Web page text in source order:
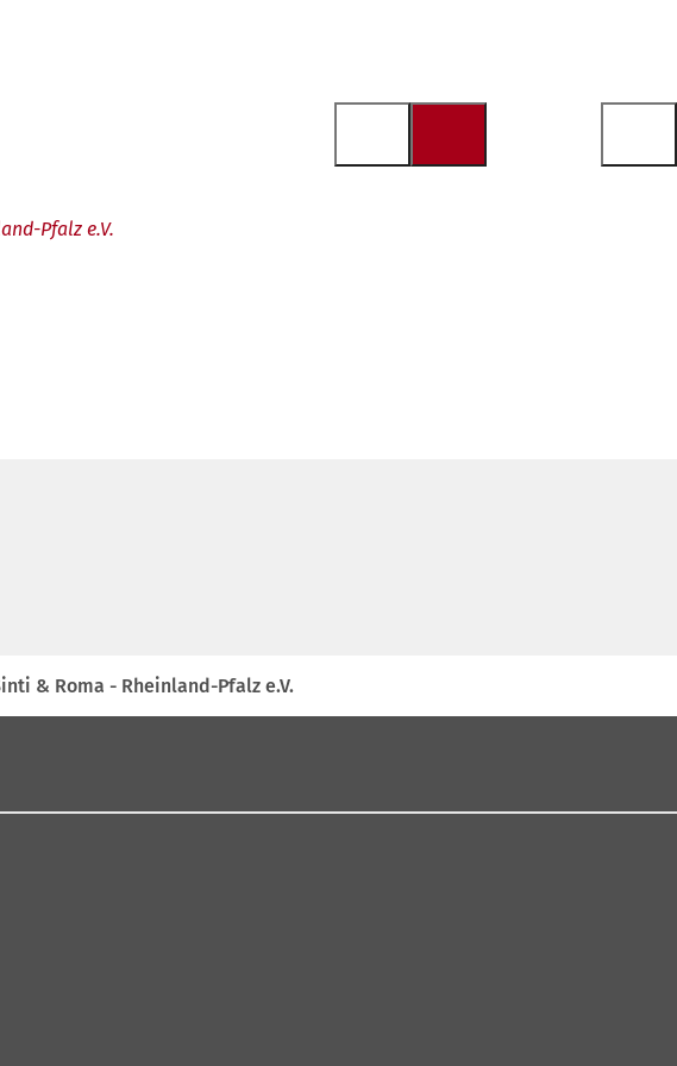
Pfalz e.V.
& Roma - Rheinland-Pfalz e.V.